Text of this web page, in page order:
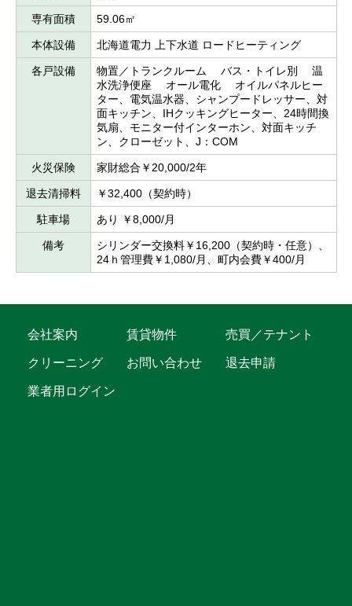
専有面積 59.06㎡
本体設備 北海道電力 上下水道 ロードヒーティング
各戸設備
物置／トランクルーム バス・トイレ別 温
水洗浄便座 オール電化 オイルパネルヒー
ター、電気温水器、シャンプードレッサー、対
面キッチン、IHクッキングヒーター、24時間換
気扇、モニター付インターホン、対面キッチ
ン、クローゼット、J：COM
火災保険 家財総合￥20,000/2年
退去清掃料 ￥32,400（契約時）
駐車場 あり ￥8,000/月
備考
シリンダー交換料￥16,200（契約時・任意）、
24ｈ管理費￥1,080/月、町内会費￥400/月
会社案内 賃貸物件
売買／テナント
クリーニング
お問い合わせ
退去申請
業者用ログイン